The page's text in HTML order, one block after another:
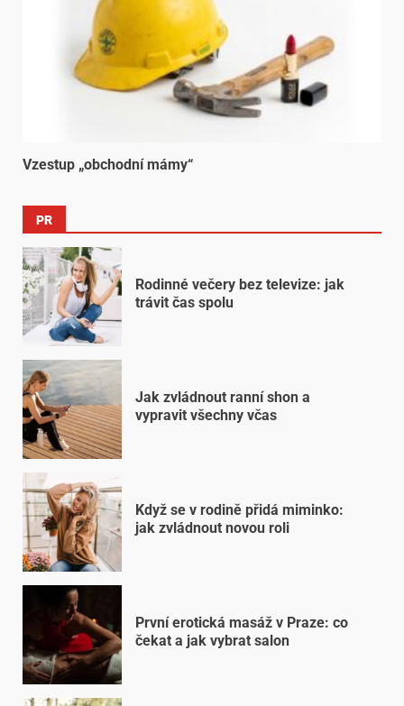
Vzestup „obchodní mámy“
PR
Rodinné večery bez televize: jak
trávit čas spolu
Jak zvládnout ranní shon a
vypravit všechny včas
Když se v rodině přidá miminko:
jak zvládnout novou roli
První erotická masáž v Praze: co
čekat a jak vybrat salon